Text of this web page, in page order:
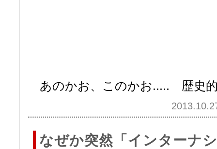
あのかお、このかお..... 歴史
なぜか突然「インター